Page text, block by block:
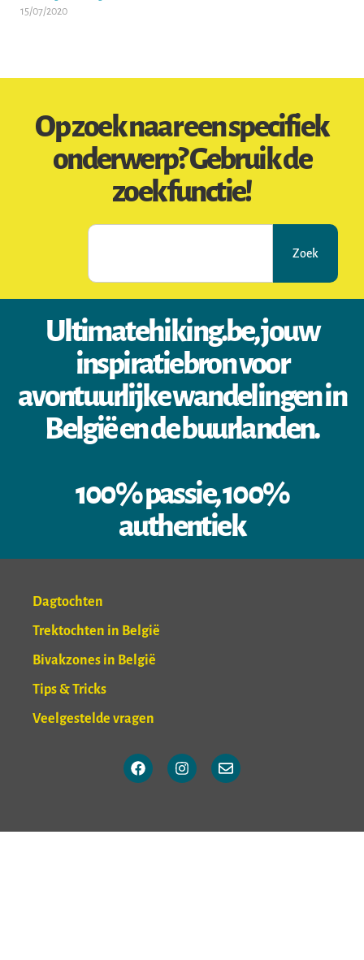
15/07/2020
Op zoek naar een specifiek
onderwerp? Gebruik de
zoekfunctie!
Zoek
Ultimatehiking.be, jouw
inspiratiebron voor
avontuurlijke wandelingen in
België en de buurlanden.
100% passie, 100%
authentiek
Dagtochten
Trektochten in België
Bivakzones in België
Tips & Tricks
Veelgestelde vragen